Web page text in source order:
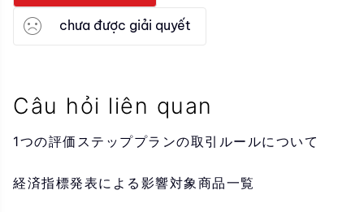
chưa được giải quyết
Câu hỏi liên quan
1つの評価ステッププランの取引ルールについて
経済指標発表による影響対象商品一覧